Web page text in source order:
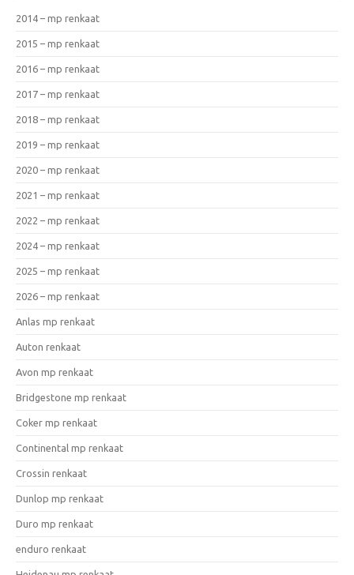
2014 – mp renkaat
2015 – mp renkaat
2016 – mp renkaat
2017 – mp renkaat
2018 – mp renkaat
2019 – mp renkaat
2020 – mp renkaat
2021 – mp renkaat
2022 – mp renkaat
2024 – mp renkaat
2025 – mp renkaat
2026 – mp renkaat
Anlas mp renkaat
Auton renkaat
Avon mp renkaat
Bridgestone mp renkaat
Coker mp renkaat
Continental mp renkaat
Crossin renkaat
Dunlop mp renkaat
Duro mp renkaat
enduro renkaat